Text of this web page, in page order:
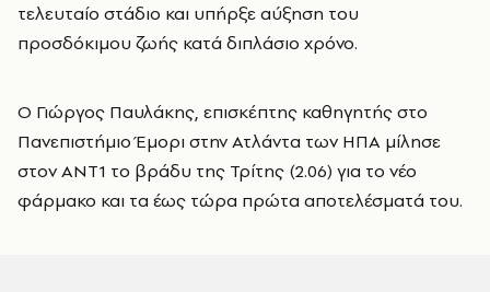
τελευταίο στάδιο και υπήρξε αύξηση του
προσδόκιμου ζωής κατά διπλάσιο χρόνο.
Ο Γιώργος Παυλάκης, επισκέπτης καθηγητής στο
Πανεπιστήμιο Έμορι στην Ατλάντα των ΗΠΑ μίλησε
στον ANT1 το βράδυ της Τρίτης (2.06) για το νέο
φάρμακο και τα έως τώρα πρώτα αποτελέσματά του.